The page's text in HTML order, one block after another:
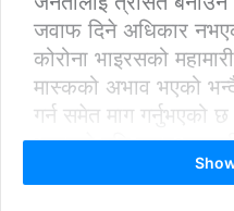
जवाफ दिने अधिकार
कोरोना भाइरसको
मास्कको अभाव भएको
गर्न समेत माग गर्नुभएको
भुसालले पनि
सदनमा सरकारको जवाफ